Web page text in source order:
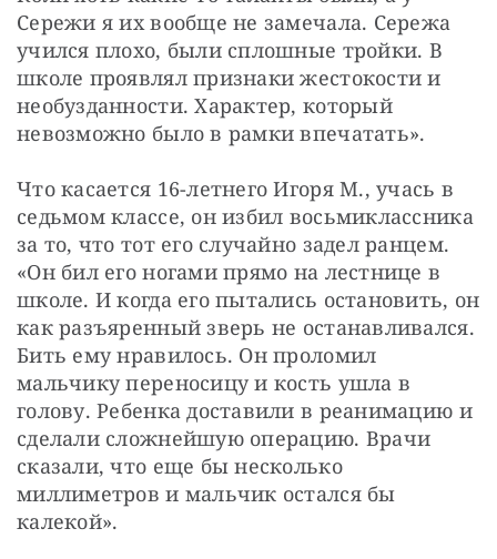
Сережи я их вообще не замечала. Сережа
учился плохо, были сплошные тройки. В
школе проявлял признаки жестокости и
необузданности. Характер, который
невозможно было в рамки впечатать».
Что касается 16-летнего Игоря М., учась в
седьмом классе, он избил восьмиклассника
за то, что тот его случайно задел ранцем.
«Он бил его ногами прямо на лестнице в
школе. И когда его пытались остановить, он
как разъяренный зверь не останавливался.
Бить ему нравилось. Он проломил
мальчику переносицу и кость ушла в
голову. Ребенка доставили в реанимацию и
сделали сложнейшую операцию. Врачи
сказали, что еще бы несколько
миллиметров и мальчик остался бы
калекой».